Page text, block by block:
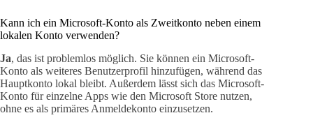
Kann ich ein Microsoft-Konto als Zweitkonto neben einem
lokalen Konto verwenden?
Ja, das ist problemlos möglich. Sie können ein Microsoft-
Konto als weiteres Benutzerprofil hinzufügen, während das
Hauptkonto lokal bleibt. Außerdem lässt sich das Microsoft-
Konto für einzelne Apps wie den Microsoft Store nutzen,
ohne es als primäres Anmeldekonto einzusetzen.